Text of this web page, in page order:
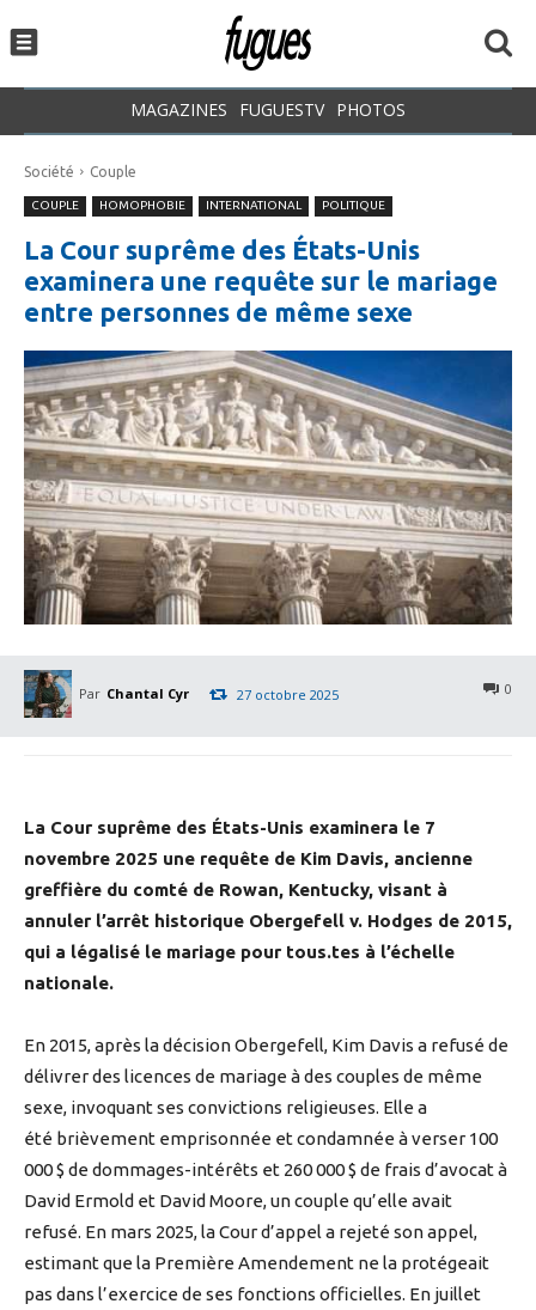
MAGAZINES FUGUESTV PHOTOS
Société Couple
COUPLE HOMOPHOBIE INTERNATIONAL POLITIQUE
La Cour suprême des États-Unis
examinera une requête sur le mariage
entre personnes de même sexe
Par Chantal Cyr 0
27 octobre 2025
La Cour suprême des États-Unis examinera le 7
novembre 2025 une requête de Kim Davis, ancienne
greffière du comté de Rowan, Kentucky, visant à
annuler l’arrêt historique Obergefell v. Hodges de 2015,
qui a légalisé le mariage pour tous.tes à l’échelle
nationale.
En 2015, après la décision Obergefell, Kim Davis a refusé de
délivrer des licences de mariage à des couples de même
sexe, invoquant ses convictions religieuses. Elle a
été brièvement emprisonnée et condamnée à verser 100
000 $ de dommages-intérêts et 260 000 $ de frais d’avocat à
David Ermold et David Moore, un couple qu’elle avait
refusé. En mars 2025, la Cour d’appel a rejeté son appel,
estimant que la Première Amendement ne la protégeait
pas dans l’exercice de ses fonctions officielles. En juillet